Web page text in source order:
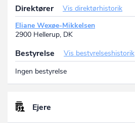
Direktører
Vis direktørhistorik
Eliane Wexøe-Mikkelsen
2900 Hellerup, DK
Bestyrelse
Vis bestyrelseshistorik
Ingen bestyrelse
Ejere